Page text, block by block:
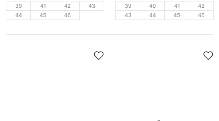
39 41 42
43
44
45 46
39 40 41
42
43
44 45 46